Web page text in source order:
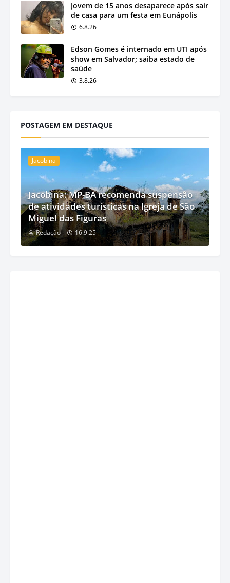
Jovem de 15 anos desaparece após sair
de casa para um festa em Eunápolis
6.8.26
Edson Gomes é internado em UTI após
show em Salvador; saiba estado de
saúde
3.8.26
POSTAGEM EM DESTAQUE
Jacobina
Jacobina: MP-BA recomenda suspensão
de atividades turísticas na Igreja de São
Miguel das Figuras
Redação 16.9.25